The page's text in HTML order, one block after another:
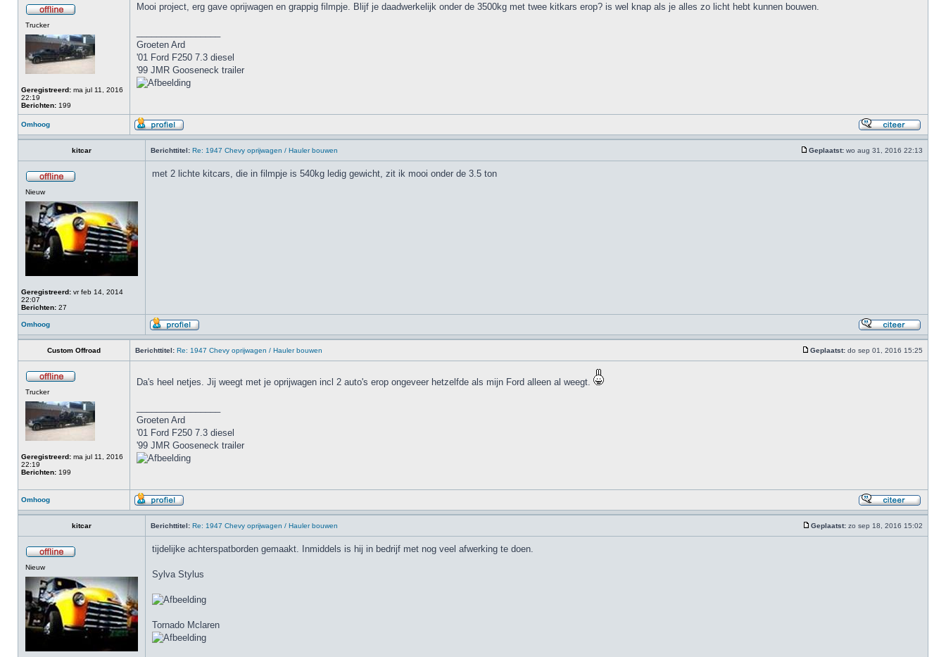
Trucker
Geregistreerd: ma jul 11, 2016
22:19
Berichten: 199
Mooi project, erg gave oprijwagen en grappig filmpje. Blijf je daadwerkelijk onder de 3500kg met twee kitkars erop? is wel knap als je alles zo licht hebt kunnen bouwen.
Groeten Ard
'01 Ford F250 7.3 diesel
'99 JMR Gooseneck trailer
Omhoog
kitcar Berichttitel: Re: 1947 Chevy oprijwagen / Hauler bouwen Geplaatst: wo aug 31, 2016 22:13
Nieuw
Geregistreerd: vr feb 14, 2014
22:07
Berichten: 27
met 2 lichte kitcars, die in filmpje is 540kg ledig gewicht, zit ik mooi onder de 3.5 ton
Omhoog
Custom Offroad Berichttitel: Re: 1947 Chevy oprijwagen / Hauler bouwen Geplaatst: do sep 01, 2016 15:25
Trucker
Geregistreerd: ma jul 11, 2016
22:19
Berichten: 199
Da's heel netjes. Jij weegt met je oprijwagen incl 2 auto's erop ongeveer hetzelfde als mijn Ford alleen al weegt.
Groeten Ard
'01 Ford F250 7.3 diesel
'99 JMR Gooseneck trailer
Omhoog
kitcar Berichttitel: Re: 1947 Chevy oprijwagen / Hauler bouwen Geplaatst: zo sep 18, 2016 15:02
Nieuw
tijdelijke achterspatborden gemaakt. Inmiddels is hij in bedrijf met nog veel afwerking te doen.
Sylva Stylus
Tornado Mclaren